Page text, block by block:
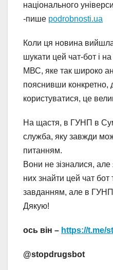
національного
-пише podrobnosti.ua
Коли ця новина вийшла
шукати цей чат-бот і
МВС, яке так широко
пояснивши конкретно,
користуватися, це
На щастя, в ГУНП в
служба, яку завжди
питанням.
Вони не зізналися,
них знайти цей чат
завданням, але в
Дякую!
ось він – https://t.me/
@stopdrugsbot